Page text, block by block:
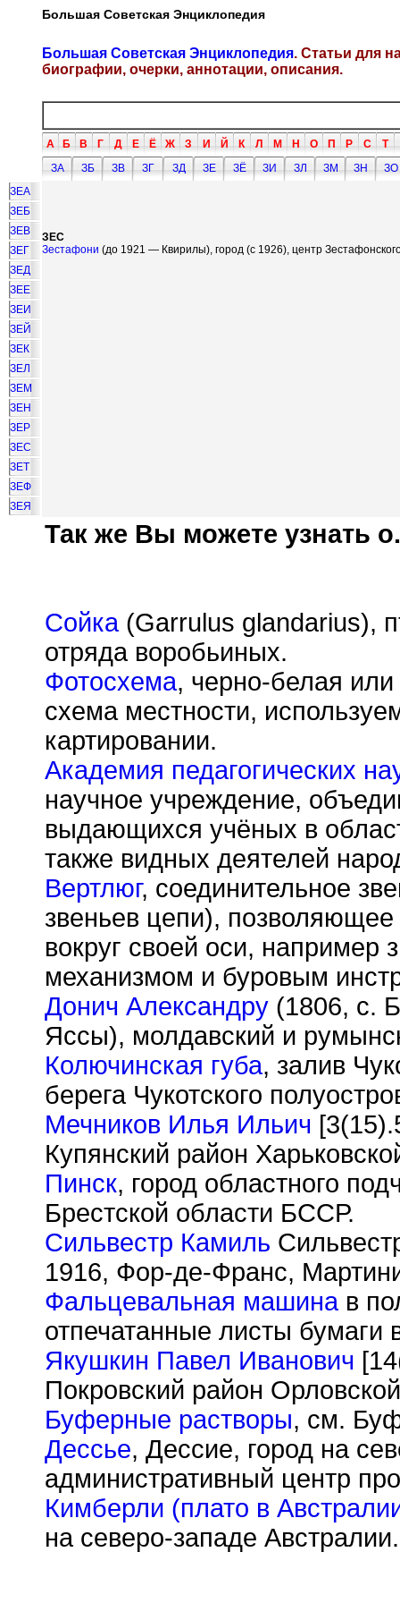
Большая Советская Энциклопедия
Большая Советская Энциклопедия. Статьи для
биографии, очерки, аннотации, описания.
А Б В Г Д Е Ё Ж З И Й К Л М Н О П Р С Т
ЗА
ЗБ ЗВ ЗГ ЗД ЗЕ ЗЁ ЗИ ЗЛ ЗМ ЗН
ЗО
ЗЕА
ЗЕБ
ЗЕВ
ЗЕГ
ЗЕД
ЗЕЕ
ЗЕИ
ЗЕЙ
ЗЕК
ЗЕЛ
ЗЕМ
ЗЕН
ЗЕР
ЗЕС
ЗЕТ
ЗЕФ
ЗЕЯ
ЗЕС
Зестафони (до 1921 — Квирилы), город (с 1926), центр
Так же Вы можете узнать
Сойка(Garrulus glandarius),
отряда воробьиных.
Фотосхема, черно-белая
схема местности,
картировании.
Академия педагогических
научное учреждение,
выдающихся учёных в
также видных деятелей
Вертлюг, соединительное
звеньев цепи),
вокруг своей оси,
механизмом и буровым
Донич Александру (1806, с.
Яссы), молдавский и
Колючинская губа, залив
берега Чукотского
Мечников Илья Ильич
Купянский район
Пинск, город областного
Брестской области БССР.
Сильвестр Камиль
1916, Фор-де-Франс,
Фальцевальная машинав
отпечатанные листы бумаги
Якушкин Павел Иванович
Покровский район
Буферные растворы, см.
Дессье, Дессие, город на
административный центр
Кимберли (плато в
на северо-западе Австралии.